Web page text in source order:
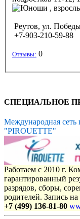
,
Реутов, ул.
+7-903-210-59-88
Отзывы: 0
СПЕЦИАЛЬНОЕ
Международная сеть
"PIROUETTE"
Работаем с 2010 г.
гарантированный
разрядов, сборы,
родителей. Запись
+7 (499) 136-81-80